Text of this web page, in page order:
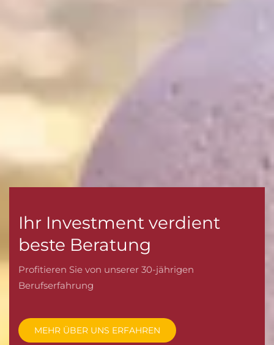
Ihr Investment verdient
beste Beratung
Profitieren Sie von unserer 30-jährigen
Berufserfahrung
MEHR ÜBER UNS ERFAHREN